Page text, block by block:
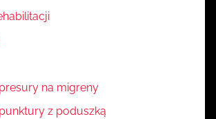
na migreny
z poduszką